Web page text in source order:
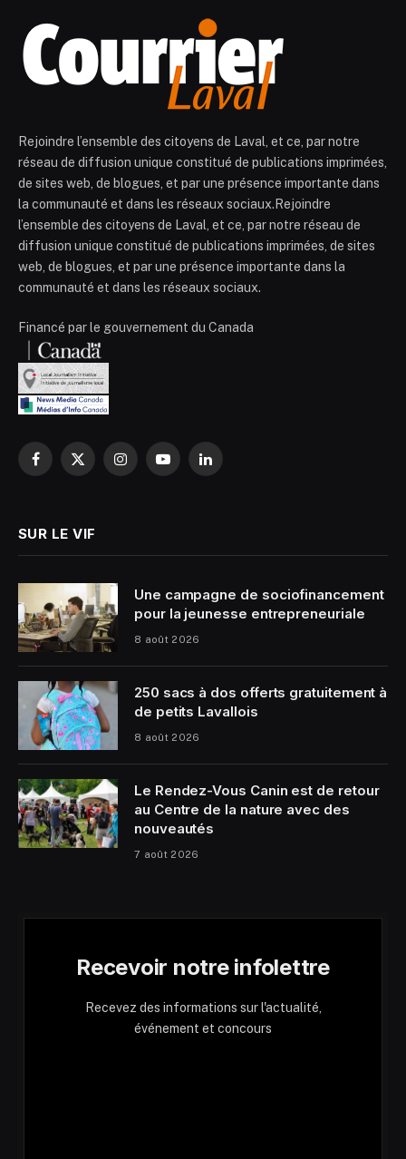
Rejoindre l’ensemble des citoyens de Laval, et ce, par notre
réseau de diffusion unique constitué de publications imprimées,
de sites web, de blogues, et par une présence importante dans
la communauté et dans les réseaux sociaux.Rejoindre
l’ensemble des citoyens de Laval, et ce, par notre réseau de
diffusion unique constitué de publications imprimées, de sites
web, de blogues, et par une présence importante dans la
communauté et dans les réseaux sociaux.
Financé par le gouvernement du Canada
Facebook
X
InstagramYouTubeLinkedIn
SUR LE VIF
Une campagne de sociofinancement
pour la jeunesse entrepreneuriale
8 août 2026
250 sacs à dos offerts gratuitement à
de petits Lavallois
8 août 2026
Le Rendez-Vous Canin est de retour
au Centre de la nature avec des
nouveautés
7 août 2026
Recevoir notre infolettre
Recevez des informations sur l'actualité,
événement et concours